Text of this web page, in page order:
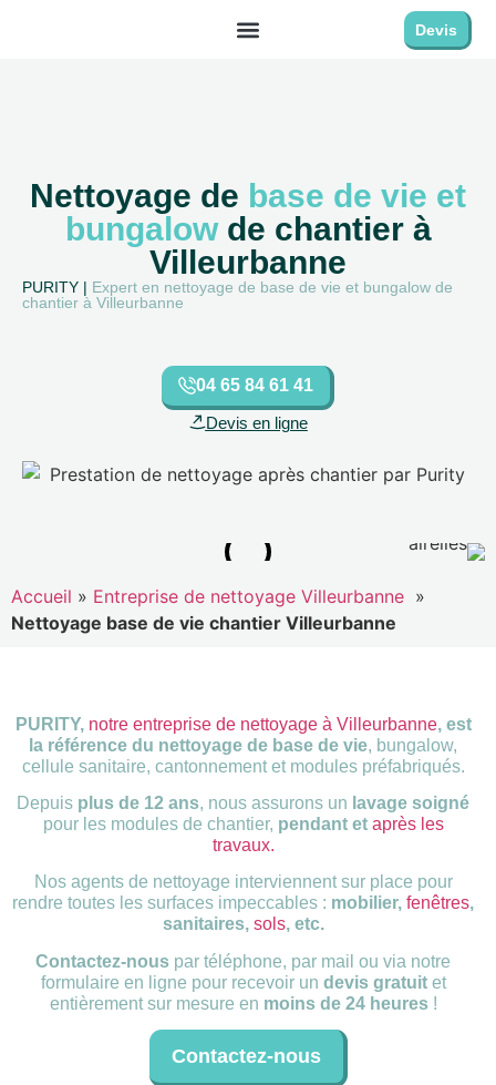
Devis
Nettoyage de base de vie et
bungalowde chantier à
Villeurbanne
PURITY | Expert en nettoyage de base de vie et bungalow de
chantier à Villeurbanne
04 65 84 61 41
Devis en ligne
Accueil » Entreprise de nettoyage Villeurbanne »
Nettoyage base de vie chantier Villeurbanne
PURITY, notre entreprise de nettoyage à Villeurbanne, est
la référence du nettoyage de base de vie, bungalow,
cellule sanitaire, cantonnement et modules préfabriqués.
Depuis plus de 12 ans, nous assurons un lavage soigné
pour les modules de chantier, pendant et après les
travaux.
Nos agents de nettoyage interviennent sur place pour
rendre toutes les surfaces impeccables : mobilier,fenêtres,
sanitaires, sols, etc.
Contactez-nous par téléphone, par mail ou via notre
formulaire en ligne pour recevoir un devis gratuitet
entièrement sur mesure en moins de 24 heures!
Contactez-nous